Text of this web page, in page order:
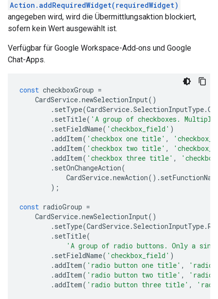
Action.addRequiredWidget(requiredWidget)
angegeben wird, wird die Übermittlungsaktion blockiert,
sofern kein Wert ausgewählt ist.
Verfügbar für Google Workspace-Add‑ons und Google
Chat-Apps.
const checkboxGroup =
CardService.newSelectionInput()
. setType(CardService.SelectionInputType.
. setTitle( 'A group of checkboxes.
. setFieldName( 'checkbox_field' )
.addItem( 'checkbox one title' ,
.addItem( 'checkbox two title' ,
.addItem( 'checkbox three title' ,
. setOnChangeAction(
CardService.newAction().
);
const radioGroup =
CardService.newSelectionInput()
. setType(CardService.SelectionInputType.
. setTitle(
'A group of radio buttons. Only a
. setFieldName( 'checkbox_field' )
.addItem( 'radio button one title' ,
.addItem( 'radio button two title' ,
.addItem( 'radio button three title' ,